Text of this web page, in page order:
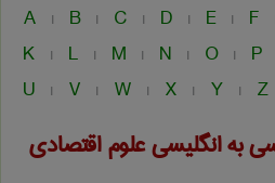
A | B | C | D | E | F
K | L | M | N | O | P
U | V | W | X | Y | Z
به انگلیسیعلوم اقتصادی